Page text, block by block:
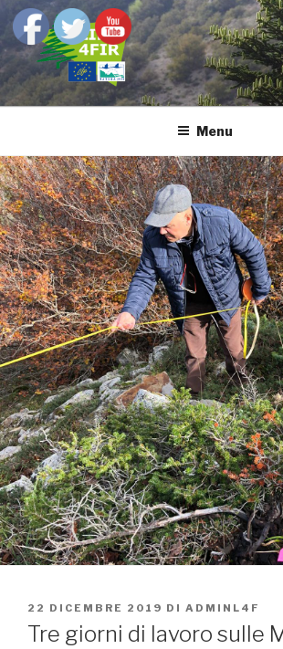
Salta
contenuto
LIFE4FIR
Decisive in situ and ex situ conservation
Menu
PUBBLICATO
IL
22 DICEMBRE 2019 DI ADMINL4F
Tre giorni di lavoro sulle